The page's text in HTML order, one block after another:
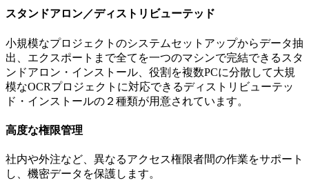
スタンドアロン／ディストリビューテッド
小規模なプロジェクトのシステムセットアップからデータ抽
出、エクスポートまで全てを一つのマシンで完結できるスタ
ンドアロン・インストール、役割を複数PCに分散して大規
模なOCRプロジェクトに対応できるディストリビューテッ
ド・インストールの２種類が用意されています。
高度な権限管理
社内や外注など、異なるアクセス権限者間の作業をサポート
し、機密データを保護します。